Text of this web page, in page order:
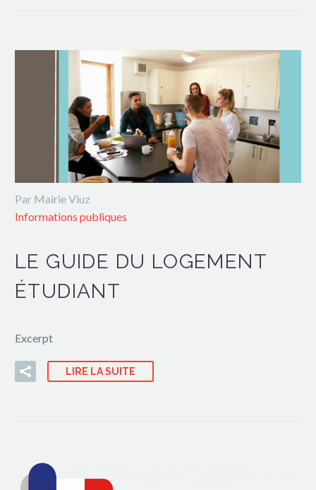
Par Mairie Viuz
Informations publiques
LE GUIDE DU LOGEMENT
ÉTUDIANT
Excerpt
LIRE LA SUITE